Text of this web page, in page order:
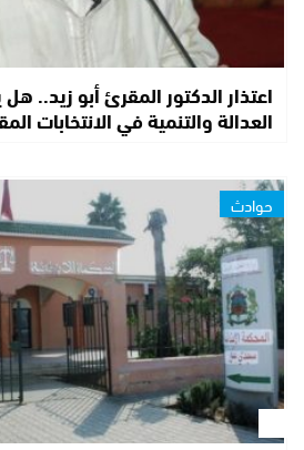
اعتذار الدكتور المقرئ أبو
العدالة والتنمية في الانتخابات
حوادث